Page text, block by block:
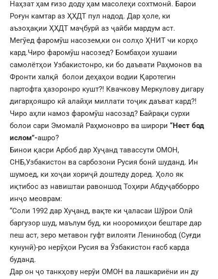
Наҳзат ҳам ғизо доду ҳам масолеҳи сохтмонӣ. Барои
Роғун камтар аз ҲХДТ пул надод. Дар ҳоле, ки
аъзоҳақии ҲХДТ маҷбурӣ аз ҷайби мардум аст.
Мегӯед фаромӯш насозем,ки он солҳо ҲНИТ чи корҳо
кард.Чиро фаромӯш насозед? Бомбаҳои хушаии
самолётҳои Узбакистонро, ки бо даъвати Раҳмонов ва
Фронти халқӣ болои деҳаҳои водии Қаротегин
партофта ҳазоронро кушт?! Квачкову Меркулову дигару
дигарҳояшро кӣ алайҳи миллати тоҷик даъват кард?!
Чиро аҳли намоз фаромӯш насозад? Байрақи сурхи
болои сари Эмомалӣ Раҳмоновро ва широри “Нест бод
ислом”-ашро?
Бинои қасри Арбоб дар Хуҷанд тавассути ОМОН,
СНБ,Узбакистон ва сарбозони Русия бонӣ шуданд. Ин
шумоед, ки хоҷаи хориҷӣ доштеду доред. Ҳоло як
иқтибос аз навиштаи равоншод Тоҳири Абдуҷабборро
инҷо меоврам:
“Соли 1992 дар Хуҷанд, вақте ки ҷаласаи Шӯрои Олӣ
баргузор шуд, маълум буд, ки нооромиҳои бештаре дар
пеш аст, зеро метавон гуфт вилояти Ленинобод (Суғди
кунунӣ)-ро нерӯҳои Русия ва Ӯзбакистон ғасб карда
буданд.
Дар он ҷо танкҳову нерӯи ОМОН ва лашкариёни ин ду